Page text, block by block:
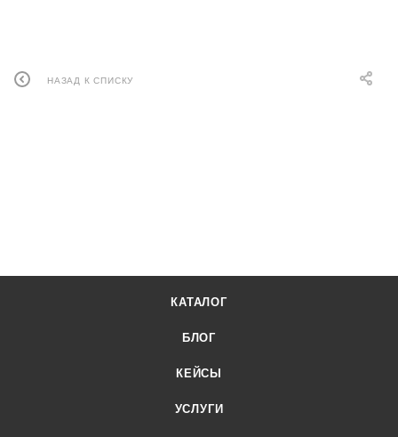
НАЗАД К СПИСКУ
КАТАЛОГ
БЛОГ
КЕЙСЫ
УСЛУГИ